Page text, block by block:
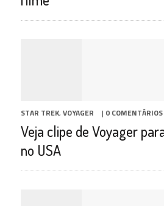
STAR TREK, VOYAGER | 0 COMENTÁRIOS
Veja clipe de Voyager
no USA